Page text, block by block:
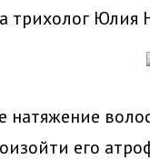
трихолог Юлия
натяжение
его